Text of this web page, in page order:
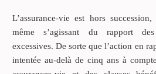
L’assurance-vie est hors
même s’agissant du rapport
excessives. De sorte que l’action en
intentée au-delà de cinq ans à